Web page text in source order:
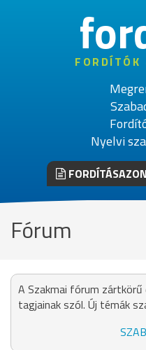
FORDÍTÓK
Nyelvi
Fórum
A Szakmai fórum
tagjainak szól. Új témák